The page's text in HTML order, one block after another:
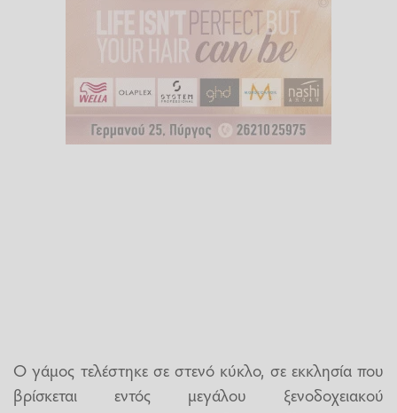
Ο γάμος τελέστηκε σε στενό κύκλο, σε εκκλησία που
βρίσκεται εντός μεγάλου ξενοδοχειακού